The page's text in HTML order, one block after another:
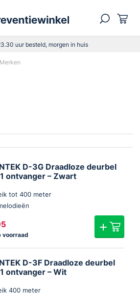
D-3G Draadloze deurbel
ontvanger – Zwart
tot 400 meter
voorraad
D-3F Draadloze deurbel
ontvanger – Wit
400 meter